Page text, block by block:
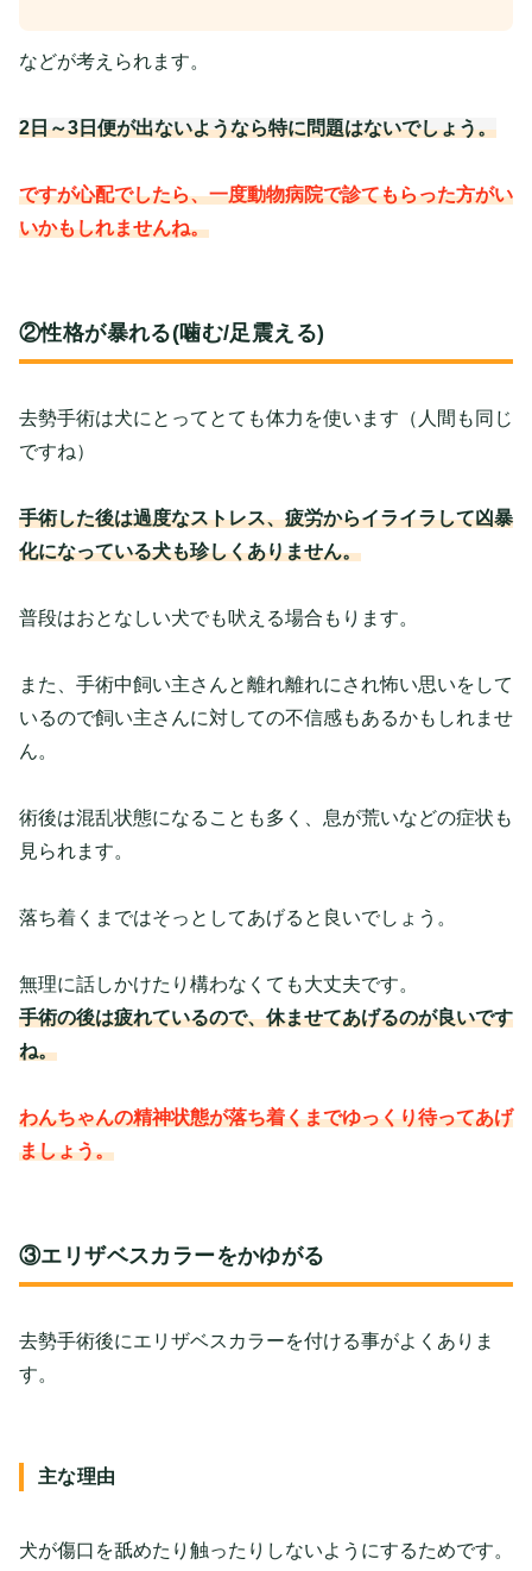
などが考えられます。
2日～3日便が出ないようなら特に問題はないでしょう。
ですが心配でしたら、一度動物病院で診てもらった方がい
いかもしれませんね。
②性格が暴れる(噛む/足震える)
去勢手術は犬にとってとても体力を使います（人間も同じ
ですね）
手術した後は過度なストレス、疲労からイライラして凶暴
化になっている犬も珍しくありません。
普段はおとなしい犬でも吠える場合もります。
また、手術中飼い主さんと離れ離れにされ怖い思いをして
いるので飼い主さんに対しての不信感もあるかもしれませ
ん。
術後は混乱状態になることも多く、息が荒いなどの症状も
見られます。
落ち着くまではそっとしてあげると良いでしょう。
無理に話しかけたり構わなくても大丈夫です。
手術の後は疲れているので、休ませてあげるのが良いです
ね。
わんちゃんの精神状態が落ち着くまでゆっくり待ってあげ
ましょう。
③エリザベスカラーをかゆがる
去勢手術後にエリザベスカラーを付ける事がよくありま
す。
主な理由
犬が傷口を舐めたり触ったりしないようにするためです。